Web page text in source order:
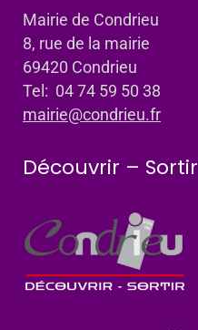
Mairie de Condrieu
8, rue de la mairie
69420 Condrieu
Tel: 04 74 59 50 38
mairie@condrieu.fr
Découvrir – Sortir